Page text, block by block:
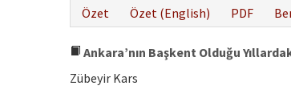
Özet
Özet (English) PDF
Ankara’nın Başkent Olduğu
Zübeyir Kars